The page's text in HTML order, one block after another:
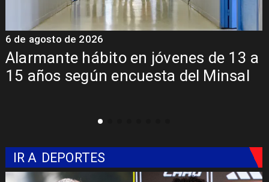
Alarmante hábito en jóvenes de 13 a
15 años según encuesta del Minsal
6 de agosto de 2026
IR A DEPORTES